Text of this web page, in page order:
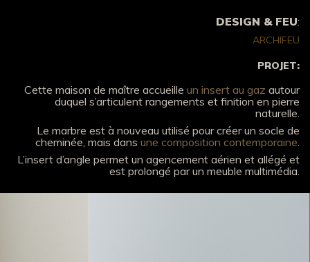
DESIGN & FEU:
ARCHIFEU
PROJET:
Cette maison de maître accueille un insert au gaz autour
duquel s’articulent rangements et finition en pierre
naturelle.
Le marbre est à nouveau utilisé pour créer un socle de
cheminée, mais dans une composition contemporaine.
L’insert d’angle permet un agencement aérien et allégé et
est prolongé par un meuble multimédia.